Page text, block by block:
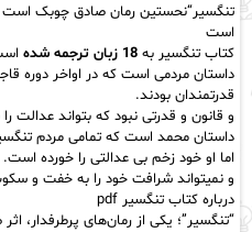
تنگسیر
است
کتاب تنگسیر به18 زبان ترجمه شده
داستان مردمی است که در اواخردوره
قدرتمندان بودند.
و قانون و قدرتی نبود که بتواند عدالت را
داستان محمد است که تمامی مردم
اما او خود زخم بی عدالتی را خورده است.
و نمیتواند شرافت خود را به خفت و
درباره کتابتنگسیرpdf
“تنگسیر”؛ یکی از رمان‌های پرطرفدار،